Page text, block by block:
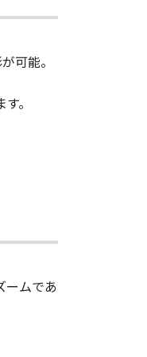
可能。
。
ームであ